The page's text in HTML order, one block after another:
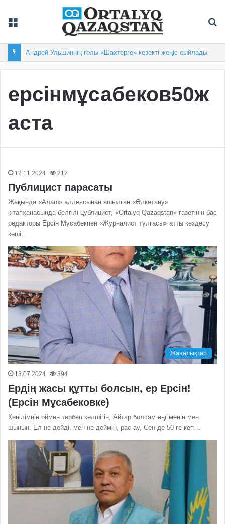
Андрей Ульшиннің голы «Шахтерге» кезекті жеңіс сыйлады
ерсінмұсабеков50ж
аста
12.11.2024 212
Публицист парасаты
Жақында «Алаш» аллеясынан ашылған «Өлкетану»
кітапханасында белгілі цублицист, «Ortalyq Qazaqstan» газетінің бас
редакторы Ерсін Мұсабекпен «Журналист тұлғасы» атты кездесу
кеші…
Жаңалықтар
13.07.2024 394
Ердің жасы құтты болсын, ер Ерсін!
(Ерсін Мұсабековке)
Көңілімнің оймен тербеп көлшігін, Айтар болсам әңгіменің мен
шынын. Ел не дейді, мен не деймін, рас-ау, Сен де 50-ге кеп…